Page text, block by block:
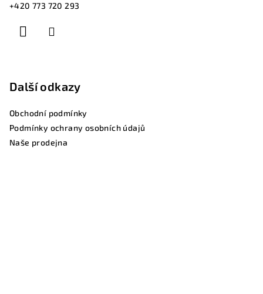
+420 773 720 293
Další odkazy
Obchodní podmínky
Podmínky ochrany osobních údajů
Naše prodejna